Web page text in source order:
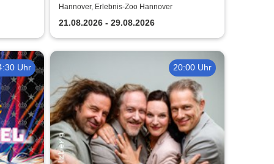
-
Hannover, Erlebnis-Zoo Hannover
21.08.2026 - 29.08.2026
Uhr 20:00 Uhr